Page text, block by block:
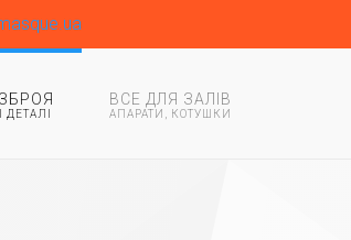
ЗБРОЯ
І ДЕТАЛІ
ВСЕ ДЛЯ ЗАЛІВ
АПАРАТИ, КОТУШКИ